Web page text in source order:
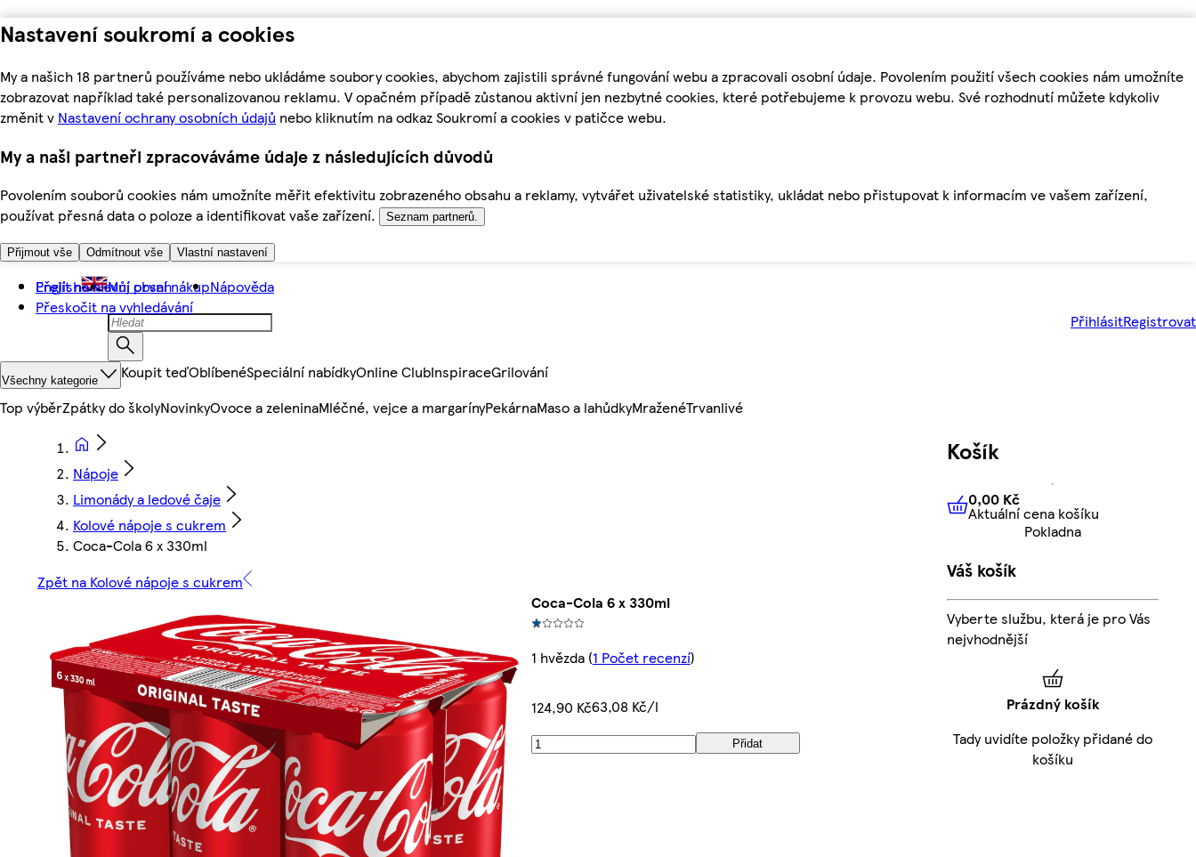
Nastavení soukromí a cookies
My a našich 18 partnerů používáme nebo ukládáme soubory cookies, abychom zajistili správné fungování webu a zpracovali osobní údaje. Povolením použití všech cookies nám umožníte
zobrazovat například také personalizovanou reklamu. V opačném případě zůstanou aktivní jen nezbytné cookies, které potřebujeme k provozu webu. Své rozhodnutí můžete kdykoliv
změnit v Nastavení ochrany osobních údajů nebo kliknutím na odkaz Soukromí a cookies v patičce webu.
My a naši partneři zpracováváme údaje z následujících důvodů
Povolením souborů cookies nám umožníte měřit efektivitu zobrazeného obsahu a reklamy, vytvářet uživatelské statistiky, ukládat nebo přistupovat k informacím ve vašem zařízení,
používat přesná data o poloze a identifikovat vaše zařízení.
Seznam partnerů.
Přijmout vše Odmítnout vše Vlastní nastavení
Přejít na hlavní obsah
Přeskočit na vyhledávání
English Můj první nákupNápověda
PřihlásitRegistrovat
Všechny kategorie Koupit teďOblíbenéSpeciální nabídkyOnline ClubInspiraceGrilování
Top výběrZpátky do školyNovinkyOvoce a zeleninaMléčné, vejce a margarínyPekárnaMaso a lahůdkyMraženéTrvanlivé
Nápoje
Limonády a ledové čaje
Kolové nápoje s cukrem
Coca-Cola 6 x 330ml
Zpět na Kolové nápoje s cukrem
Coca-Cola 6 x 330ml
1 hvězda(1 Počet recenzí)
124,90 Kč63,08 Kč/l
Přidat
Košík
0,00 KčAktuální cena košíku
0,00 Kč
Aktuální cena košíku
Pokladna
Váš košík
Vyberte službu, která je pro Vás
nejvhodnější
Prázdný košík
Tady uvidíte položky přidané do
košíku